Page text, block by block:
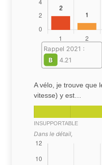
Rappel 2021 :
B
4.21
A vélo, je trouve que
vitesse) y est…
INSUPPORTABLE
Dans le détail,